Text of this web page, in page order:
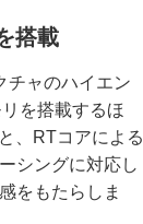
搭載
チャのハイエン
を搭載するほ
、RTコアによる
シングに対応し
をもたらしま